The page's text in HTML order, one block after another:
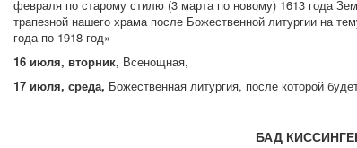
февраля по старому стилю (3 марта по новому) 1613 года
трапезной нашего храма после Божественной литургии на
года по 1918 год»
16 июля, вторник, Всенощная,
17 июля, среда, Божественная литургия, после которой
БАД